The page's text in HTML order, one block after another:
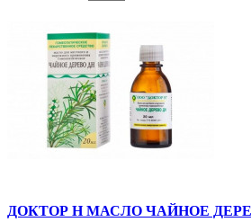
ДОКТОР Н МАСЛО ЧАЙНОЕ